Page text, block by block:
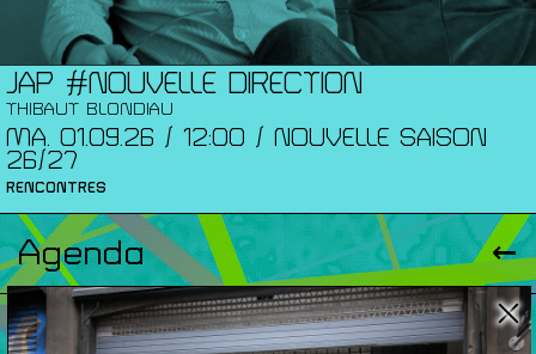
JAP #NOUVELLE DIRECTION
THIBAUT BLONDIAU
MA. 01.09.26 / 12:00 / NOUVELLE SAISON
26/27
RENCONTRES
Agenda
Expositions